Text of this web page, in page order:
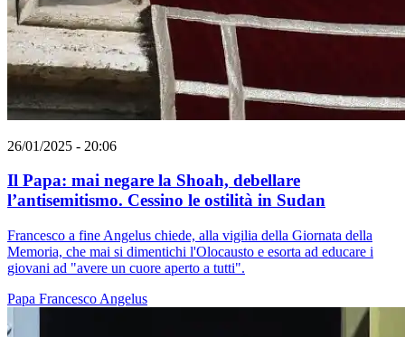
26/01/2025 - 20:06
Il Papa: mai negare la Shoah, debellare
l’antisemitismo. Cessino le ostilità in Sudan
Francesco a fine Angelus chiede, alla vigilia della Giornata della
Memoria, che mai si dimentichi l'Olocausto e esorta ad educare i
giovani ad "avere un cuore aperto a tutti".
Papa Francesco Angelus